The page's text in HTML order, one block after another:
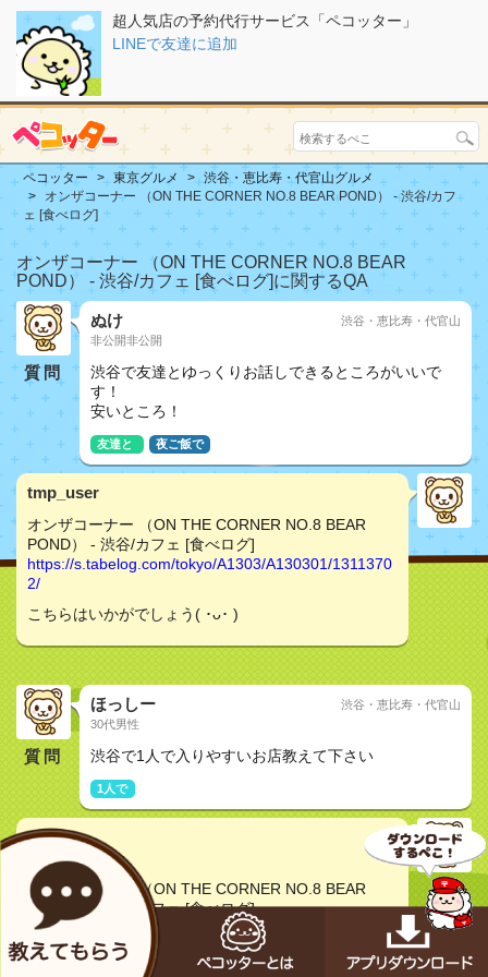
超人気店の予約代行サービス「ペコッター」
LINEで友達に追加
ペコッター 東京グルメ
渋谷・恵比寿・代官山グルメ
オンザコーナー （ON THE CORNER NO.8 BEAR POND） - 渋谷/カフ
ェ [食べログ]
オンザコーナー （ON THE CORNER NO.8 BEAR
POND） - 渋谷/カフェ [食べログ]に関するQA
質問
ぬけ
非公開非公開
渋谷・恵比寿・代官山
渋谷で友達とゆっくりお話しできるところがいいで
す！
安いところ！
友達と 夜ご飯で
tmp_user
オンザコーナー （ON THE CORNER NO.8 BEAR
POND） - 渋谷/カフェ [食べログ]
https://s.tabelog.com/tokyo/A1303/A130301/1311370
2/
こちらはいかがでしょう( ･ᴗ･ )
質問
ほっしー
30代男性
渋谷・恵比寿・代官山
渋谷で1人で入りやすいお店教えて下さい
1人で
アロマ
オンザコーナー （ON THE CORNER NO.8 BEAR
POND） - 渋谷/カフェ [食べログ]
https://s.tabelog.com/tokyo/A1303/A130301/1311370
2/